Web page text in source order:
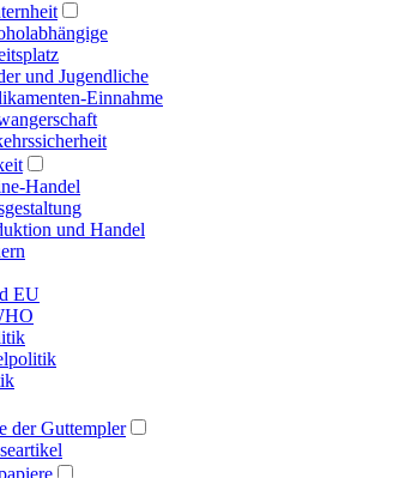
und Jugendliche
Einnahme
Handel
und Handel
EU
der Guttempler